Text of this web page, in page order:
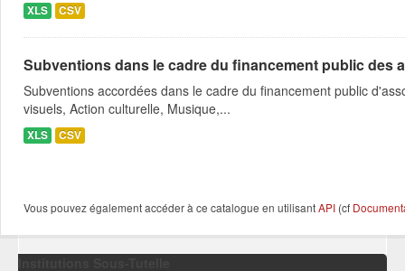
XLS CSV
Subventions dans le cadre du financement public des
Subventions accordées dans le cadre du financement public
visuels, Action culturelle, Musique,...
XLS CSV
Vous pouvez également accéder à ce catalogue en utilisantAPI (cf